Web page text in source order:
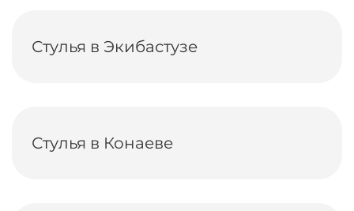
Стулья в Экибастузе
Стулья в Конаеве